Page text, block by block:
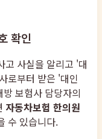
확인
고 사실을 알리고 '대
로부터 받은 '대인
보험사 담당자의
자동차보험 한의원
수 있습니다.